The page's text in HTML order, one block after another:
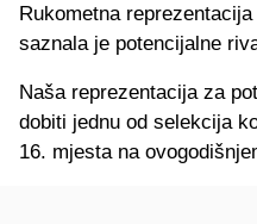
Rukometna
saznala je potencijalne
Naša reprezentacija za
dobiti jednu od selekcija
16. mjesta na